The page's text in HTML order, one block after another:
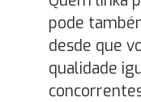
pode
desde que
qualidade